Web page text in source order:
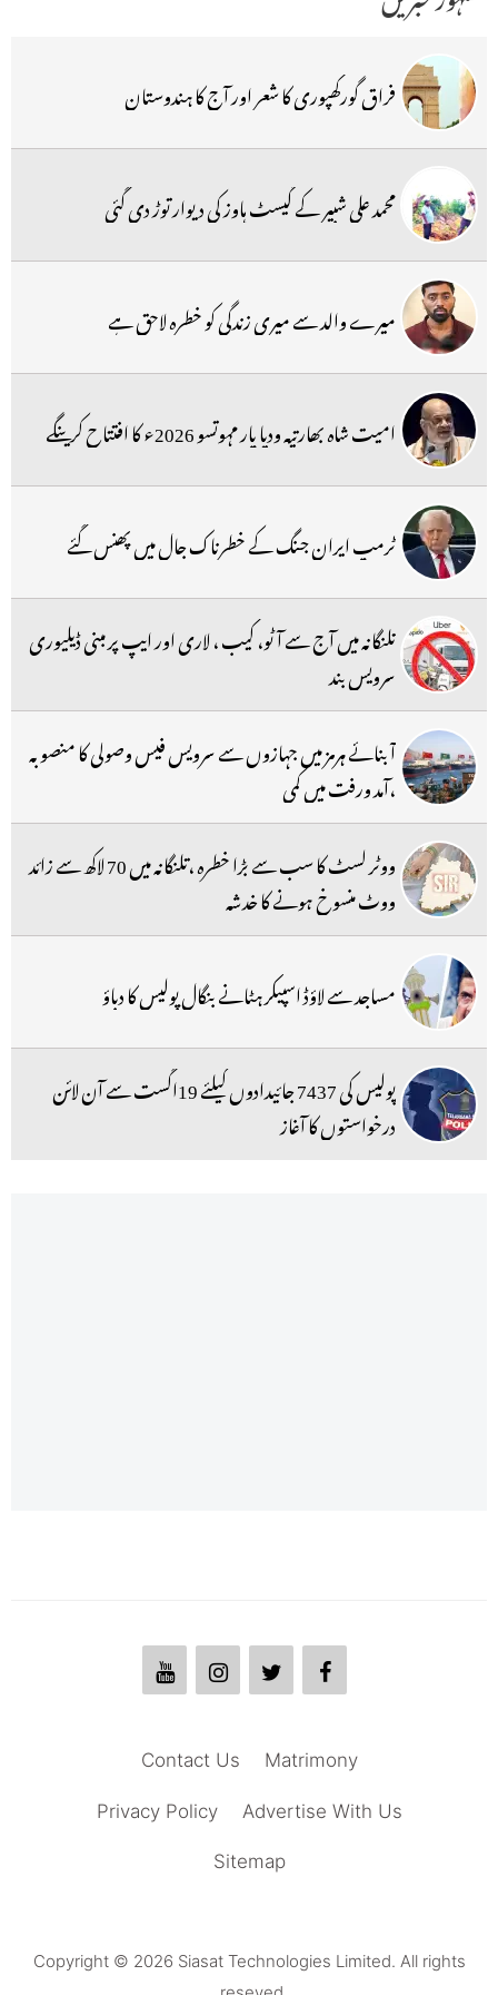
فراق گورکھپوری کا شعر اور آج کا ہندوستان
محمد علی شبیر کے گیسٹ ہاوز کی دیوار توڑ دی گئی
میرے والد سے میری زندگی کو خطرہ لاحق ہے
امیت شاہ بھارتیہ ودیا پار مہوتسو 2026ء کا افتتاح کرینگے
ٹرمپ ایران جنگ کے خطرناک جال میں پھنس گئے
تلنگانہ میں آج سے آٹو، کیب ، لاری اور ایپ پر مبنی ڈیلیوری
سرویس بند
آبنائے ہرمز میں جہازوں سے سرویس فیس وصولی کا منصوبہ
،آمد ورفت میں کمی
ووٹر لسٹ کا سب سے بڑا خطرہ ،تلنگانہ میں 70 لاکھ سے زائد
ووٹ منسوخ ہونے کا خدشہ
مساجد سے لاؤڈ اسپیکر ہٹانے بنگال پولیس کا دباؤ
پولیس کی 7437 جائیدادوں کیلئے 19اگست سے آن لائن
درخواستوں کا آغاز
Matrimony
Contact Us
Advertise With Us
Privacy Policy
Sitemap
Copyright © 2026 Siasat Technologies Limited. All rights